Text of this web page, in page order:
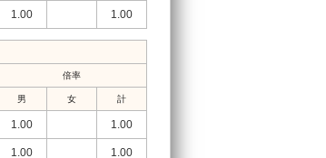
1.00 1.00
倍率
男 女 計
1.00 1.00
1.00 1.00